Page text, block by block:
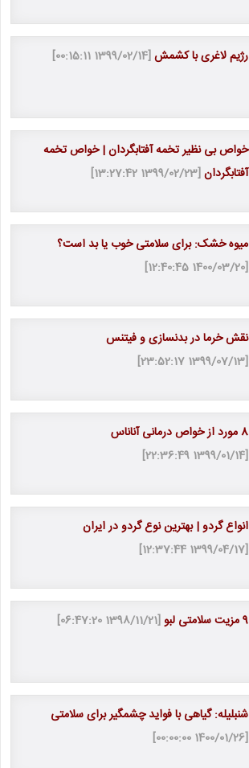
رژیم لاغری با کشمش[1399/02/14 00:15:11]
خواص بی نظیر تخمه آفتابگردان | خواص تخمه
آفتابگردان[1399/02/23 13:27:42]
میوه خشک: برای سلامتی خوب یا بد است؟
[1400/03/20 12:40:45]
نقش خرما در بدنسازی و فیتنس
[1399/07/13 23:52:17]
8 مورد از خواص درمانی آناناس
[1399/01/14 22:36:49]
انواع گردو | بهترین نوع گردو در ایران
[1399/04/17 12:37:44]
9 مزیت سلامتی لبو [1398/11/21 06:47:20]
شنبلیله: گیاهی با فواید چشمگیر برای سلامتی
[1400/01/26 00:00:00]